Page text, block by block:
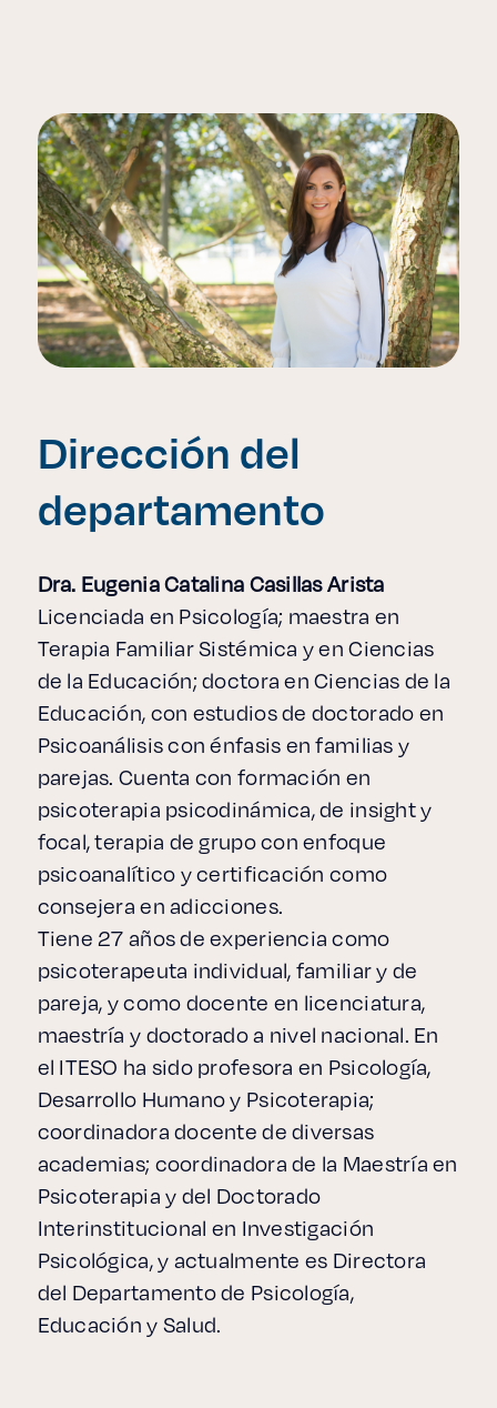
Dirección del
departamento
Dra. Eugenia Catalina Casillas Arista
Licenciada en Psicología; maestra en
Terapia Familiar Sistémica y en Ciencias
de la Educación; doctora en Ciencias de la
Educación, con estudios de doctorado en
Psicoanálisis con énfasis en familias y
parejas. Cuenta con formación en
psicoterapia psicodinámica, de insight y
focal, terapia de grupo con enfoque
psicoanalítico y certificación como
consejera en adicciones.
Tiene 27 años de experiencia como
psicoterapeuta individual, familiar y de
pareja, y como docente en licenciatura,
maestría y doctorado a nivel nacional. En
el ITESO ha sido profesora en Psicología,
Desarrollo Humano y Psicoterapia;
coordinadora docente de diversas
academias; coordinadora de la Maestría en
Psicoterapia y del Doctorado
Interinstitucional en Investigación
Psicológica, y actualmente es Directora
del Departamento de Psicología,
Educación y Salud.